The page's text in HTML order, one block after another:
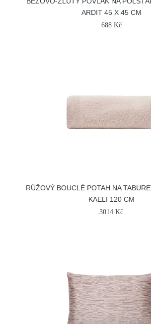
ARDIT 45 X 45 CM
688 Kč
RŮŽOVÝ BOUCLÉ POTAH NA
KAELI 120 CM
3014 Kč